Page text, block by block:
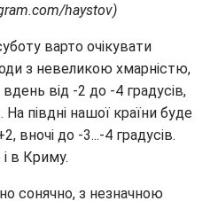
haystov)
варто очікувати
з невеликою хмарністю,
від -2 до -4 градусів,
На півдні нашої країни буде
вночі до -3...-4 градусів.
і в Криму.
сонячно, з незначною